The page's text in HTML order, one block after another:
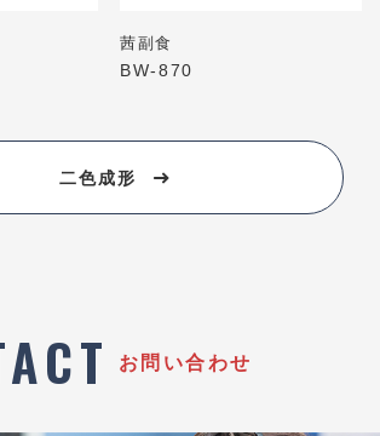
茜副食
BW-870
二色成形
お問い合わせ